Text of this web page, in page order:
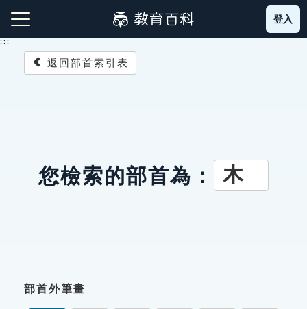
到
主
:::
成語故事
登入
:::
返回部首索引表
您檢索的部首為： 木
部首外筆畫